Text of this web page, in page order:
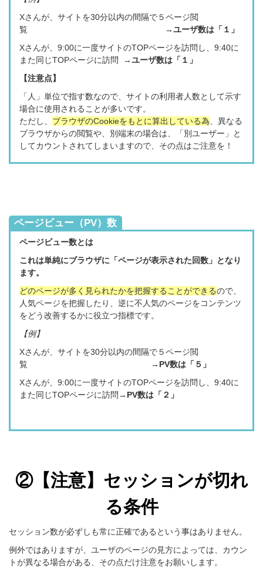
Xさんが、サイトを30分以内の間隔で５ページ閲
覧 →ユーザ数は「１」
Xさんが、9:00に一度サイトのTOPページを訪問し、9:40に
また同じTOPページに訪問 →ユーザ数は「１」
【注意点】
「人」単位で指す数なので、サイトの利用者人数として示す
場合に使用されることが多いです。
ただし、 ブラウザのCookieをもとに算出している為 、異なる
ブラウザからの閲覧や、別端末の場合は、
「別ユーザー」と
してカウントされてしまいますので、その点はご注意を！
ページビュー（PV）数
ページビュー数とは
これは単純にブラウザに「ページが表示された回数」となり
ます。
どのページが多く見られたかを把握することができるので、
人気ページを把握したり、逆に不人気のページをコンテンツ
をどう改善するかに役立つ指標です。
【例】
Xさんが、サイトを30分以内の間隔で５ページ閲
覧 → PV数は「５」
Xさんが、9:00に一度サイトのTOPページを訪問し、9:40に
また同じTOPページに訪問 → PV数は「２」
②【注意】セッションが切れ
る条件
セッション数が必ずしも常に正確であるという事はありません。
例外ではありますが、ユーザのページの見方によっては、カウン
トが異なる場合がある、その点だけ注意をお願いします。